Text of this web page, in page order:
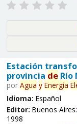
Estación
provincia deRío
por Agua y Energía
Idioma: Español
Editor: Buenos Aires:
1998